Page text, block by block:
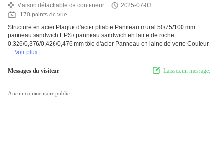
Maison détachable de conteneur
2025-07-03
170 points de vue
Structure en acier Plaque d'acier pliable Panneau mural 50/75/100 mm
panneau sandwich EPS / panneau sandwich en laine de roche
0,326/0,376/0,426/0,476 mm tôle d'acier Panneau en laine de verre Couleur
... Voir plus
Messages du visiteur Laissez un message.
Aucun commentaire public